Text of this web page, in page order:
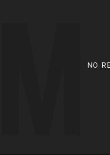
NO